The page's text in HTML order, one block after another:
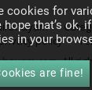
privacy policy
. All
cookies for
hope that’s ok,
in your
are fine!